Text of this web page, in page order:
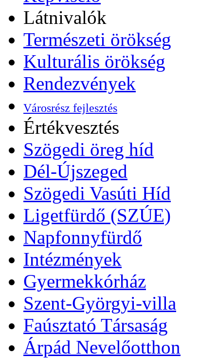
Látnivalók
Természeti örökség
Kulturális örökség
Rendezvények
Városrész fejlesztés
Értékvesztés
Szögedi öreg híd
Dél-Újszeged
Szögedi Vasúti Híd
Ligetfürdő (SZÚE)
Napfonnyfürdő
Intézmények
Gyermekkórház
Szent-Györgyi-villa
Faúsztató Társaság
Árpád Nevelőotthon